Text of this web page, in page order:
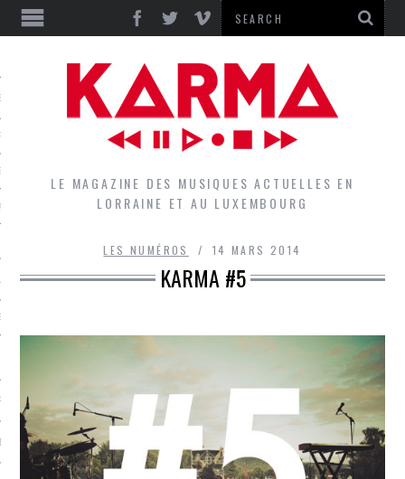
GROUPES DU LOCAL
LE MAGAZINE DES MUSIQUES ACTUELLES EN
LORRAINE ET AU LUXEMBOURG
LES NUMÉROS 14 MARS 2014
KARMA #5